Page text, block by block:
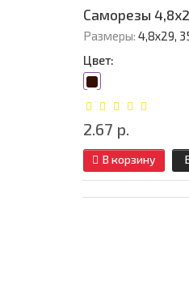
Саморезы
Размеры: 4,8х29,
Цвет:
2.67 р.
В корзину